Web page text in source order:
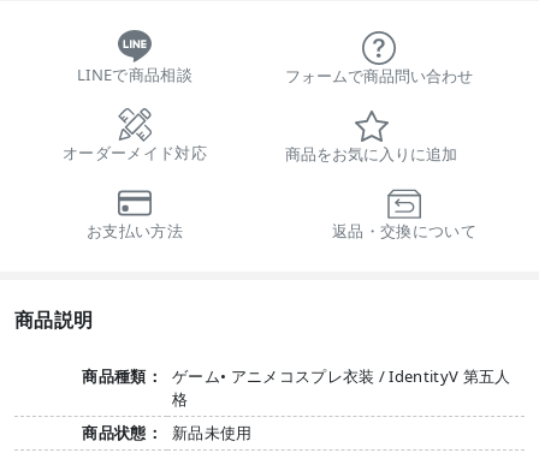
LINEで商品相談 フォームで商品問い合わせ
オーダーメイド対応 商品をお気に入りに追加
お支払い方法 返品・交換について
商品説明
商品種類：
ゲーム• アニメコスプレ衣装 / IdentityV 第五人
格
商品状態：
新品未使用